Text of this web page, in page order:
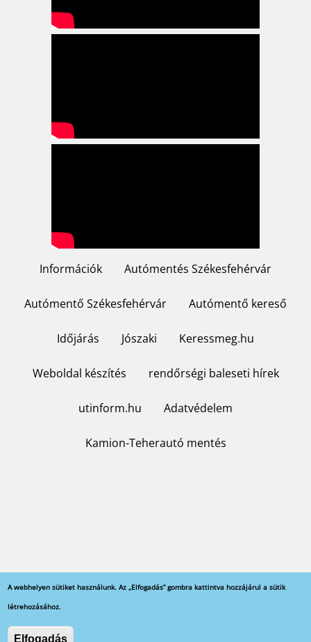
A webhelyen sütiket használunk. Az „Elfogadás” gombra kattintva hozzájárul a sütik
létrehozásához.
Elfogadás
Footer
menu
Információk Autómentés Székesfehérvár
Autómentő Székesfehérvár Autómentő kereső
Időjárás Jószaki Keressmeg.hu
Weboldal készítés rendőrségi baleseti hírek
utinform.hu Adatvédelem
Kamion-Teherautó mentés
Copyright © 2023 Sosmobilitás Kft. - minden jog